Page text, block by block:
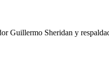
Guillermo Sheridan y